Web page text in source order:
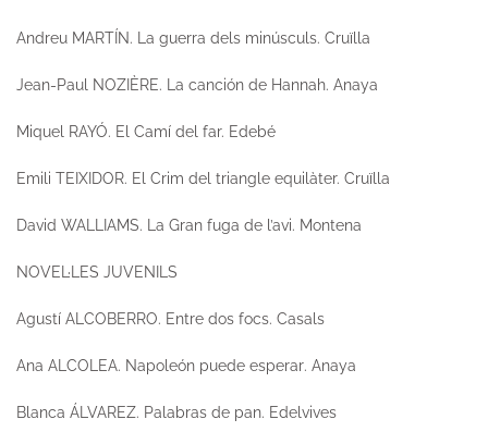
Andreu MARTÍN. La guerra dels minúsculs. Cruïlla
Jean-Paul NOZIÈRE. La canción de Hannah. Anaya
Miquel RAYÓ. El Camí del far. Edebé
Emili TEIXIDOR. El Crim del triangle equilàter. Cruïlla
David WALLIAMS. La Gran fuga de l’avi. Montena
NOVEL·LES JUVENILS
Agustí ALCOBERRO. Entre dos focs. Casals
Ana ALCOLEA. Napoleón puede esperar. Anaya
Blanca ÁLVAREZ. Palabras de pan. Edelvives